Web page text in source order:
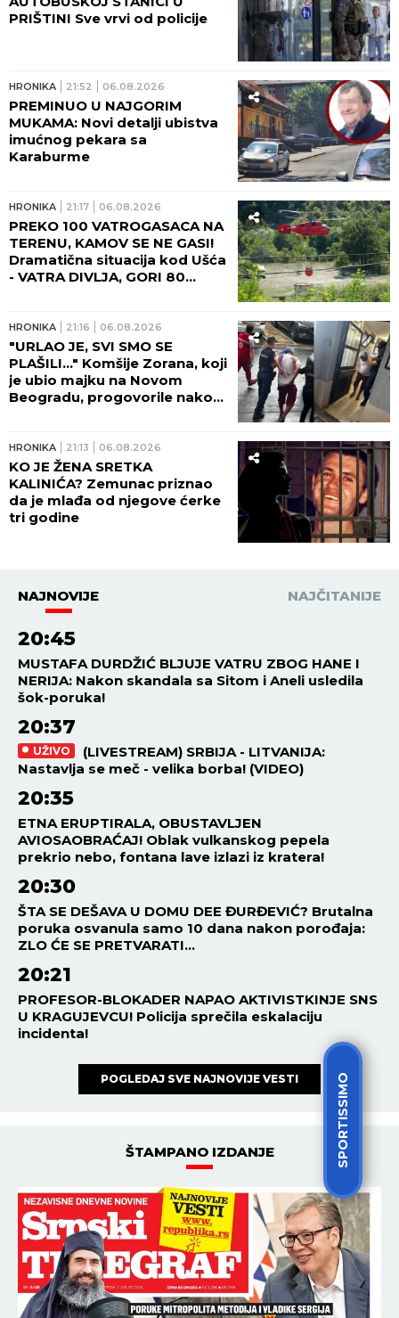
SPORTISSIMO
PRIŠTINI Sve vrvi od policije
HRONIKA 21:52 06.08.2026
PREMINUO U NAJGORIM
MUKAMA: Novi detalji ubistva
imućnog pekara sa
Karaburme
HRONIKA 21:17 06.08.2026
PREKO 100 VATROGASACA NA
TERENU, KAMOV SE NE GASI!
Dramatična situacija kod Ušća
- VATRA DIVLJA, GORI 80
HRONIKA 21:16 06.08.2026
"URLAO JE, SVI SMO SE
PLAŠILI..." Komšije Zorana, koji
je ubio majku na Novom
Beogradu, progovorile nakon
HRONIKA 21:13 06.08.2026
KO JE ŽENA SRETKA
KALINIĆA? Zemunac priznao
da je mlađa od njegove ćerke
tri godine
NAJNOVIJE NAJČITANIJE
20:45
MUSTAFA DURDŽIĆ BLJUJE VATRU ZBOG HANE I
NERIJA: Nakon skandala sa Sitom i Aneli usledila
šok-poruka!
20:37
UŽIVO
(LIVESTREAM) SRBIJA - LITVANIJA:
Nastavlja se meč - velika borba! (VIDEO)
20:35
ETNA ERUPTIRALA, OBUSTAVLJEN
AVIOSAOBRAĆAJ! Oblak vulkanskog pepela
prekrio nebo, fontana lave izlazi iz kratera!
20:30
ŠTA SE DEŠAVA U DOMU DEE ĐURĐEVIĆ? Brutalna
poruka osvanula samo 10 dana nakon porođaja:
ZLO ĆE SE PRETVARATI...
20:21
PROFESOR-BLOKADER NAPAO AKTIVISTKINJE SNS
U KRAGUJEVCU! Policija sprečila eskalaciju
incidenta!
POGLEDAJ SVE NAJNOVIJE VESTI
ŠTAMPANO IZDANJE